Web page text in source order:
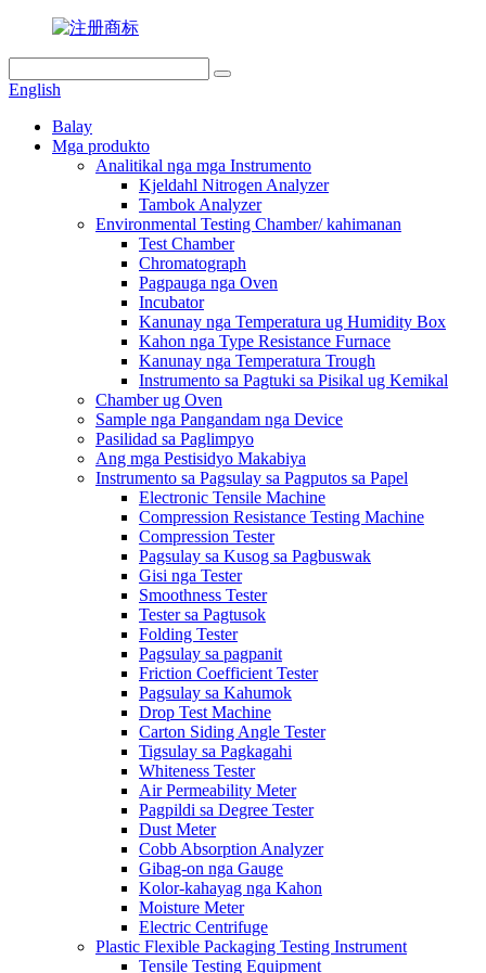
English
Balay
Mga produkto
Analitikal nga mga Instrumento
Kjeldahl Nitrogen Analyzer
Tambok Analyzer
Environmental Testing Chamber/ kahimanan
Test Chamber
Chromatograph
Pagpauga nga Oven
Incubator
Kanunay nga Temperatura ug Humidity Box
Kahon nga Type Resistance Furnace
Kanunay nga Temperatura Trough
Instrumento sa Pagtuki sa Pisikal ug Kemikal
Chamber ug Oven
Sample nga Pangandam nga Device
Pasilidad sa Paglimpyo
Ang mga Pestisidyo Makabiya
Instrumento sa Pagsulay sa Pagputos sa Papel
Electronic Tensile Machine
Compression Resistance Testing Machine
Compression Tester
Pagsulay sa Kusog sa Pagbuswak
Gisi nga Tester
Smoothness Tester
Tester sa Pagtusok
Folding Tester
Pagsulay sa pagpanit
Friction Coefficient Tester
Pagsulay sa Kahumok
Drop Test Machine
Carton Siding Angle Tester
Tigsulay sa Pagkagahi
Whiteness Tester
Air Permeability Meter
Pagpildi sa Degree Tester
Dust Meter
Cobb Absorption Analyzer
Gibag-on nga Gauge
Kolor-kahayag nga Kahon
Moisture Meter
Electric Centrifuge
Plastic Flexible Packaging Testing Instrument
Tensile Testing Equipment